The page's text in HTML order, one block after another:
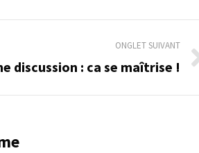
ONGLET SUIVANT
discussion : ca se maîtrise !